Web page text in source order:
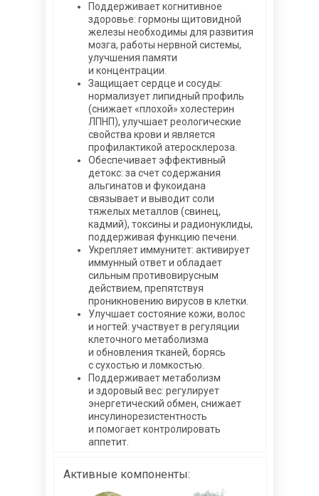
Поддерживает когнитивное
здоровье: гормоны щитовидной
железы необходимы для развития
мозга, работы нервной системы,
улучшения памяти
и концентрации.
Защищает сердце и сосуды:
нормализует липидный профиль
(снижает «плохой» холестерин
ЛПНП), улучшает реологические
свойства крови и является
профилактикой атеросклероза.
Обеспечивает эффективный
детокс: за счет содержания
альгинатов и фукоидана
связывает и выводит соли
тяжелых металлов (свинец,
кадмий), токсины и радионуклиды,
поддерживая функцию печени.
Укрепляет иммунитет: активирует
иммунный ответ и обладает
сильным противовирусным
действием, препятствуя
проникновению вирусов в клетки.
Улучшает состояние кожи, волос
и ногтей: участвует в регуляции
клеточного метаболизма
и обновления тканей, борясь
с сухостью и ломкостью.
Поддерживает метаболизм
и здоровый вес: регулирует
энергетический обмен, снижает
инсулинорезистентность
и помогает контролировать
аппетит.
Максимальная биодоступность и
безопасность для ЖКТ:
• липосомальная форма
• растительные капсулы HPMC
Благоприятно влияет на работу
сердечно-сосудистой системы,
помогает очищать сосуды от
холестерина и триглицеридов,
стабилизировать систолическое
давление.
Помогает сохранять остроту зрения.
Цинк способен остановить развитие
одной из самых опасных глазных
патологий — дегенерацию желтого
пятна (макулодистрофию), способную
привести к полной утрате зрения. Также
он ускоряет усвоение витамина А,
который является эффективной
профилактикой блефарита и катаракты.
Участвует в процессе регуляции
уровня сахара в крови и в секреции
гормона инсулина.
Незаменим для поддержания
мужского здоровья, сохранения уровня
тестостерона и эректильной функции.
Стимулирует мозговую деятельность,
улучшает память, умственные
способности и общее самочувствие.
Активные компоненты: